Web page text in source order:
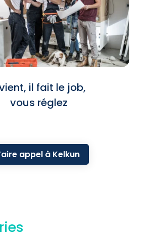
il fait le job,
vous réglez
appel à Kelkun